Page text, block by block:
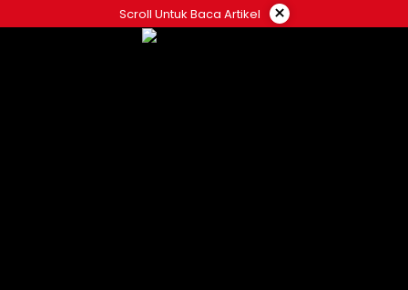
to
Scroll Untuk Baca Artikel ×